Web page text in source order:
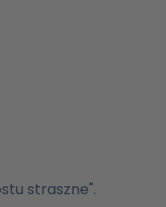
straszne".